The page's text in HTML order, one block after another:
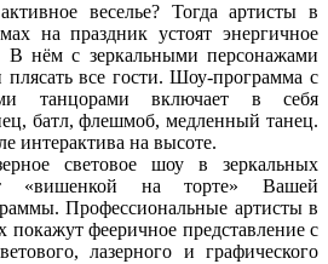
веселье? Тогда артисты в
на праздник устоят энергичное
В нём с зеркальными персонажами
плясать все гости. Шоу-программа с
танцорами включает в себя
батл, флешмоб, медленный танец.
интерактива на высоте.
световое шоу в зеркальных
«вишенкой на торте» Вашей
Профессиональные артисты в
покажут фееричное представление с
лазерного и графического